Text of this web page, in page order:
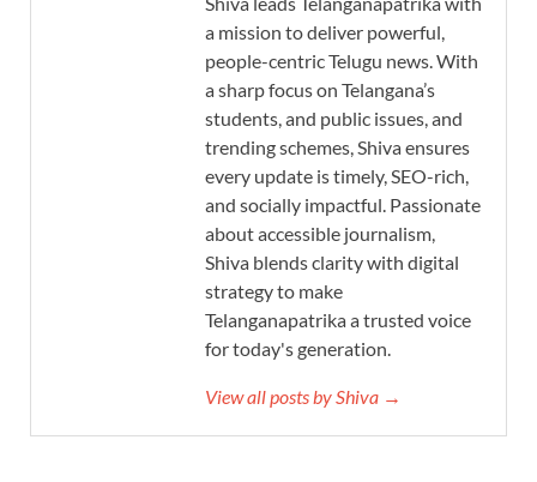
a mission to deliver powerful,
people-centric Telugu news. With
a sharp focus on Telangana’s
students, and public issues, and
trending schemes, Shiva ensures
every update is timely, SEO-rich,
and socially impactful. Passionate
about accessible journalism,
Shiva blends clarity with digital
strategy to make
Telanganapatrika a trusted voice
for today's generation.
View all posts by Shiva →